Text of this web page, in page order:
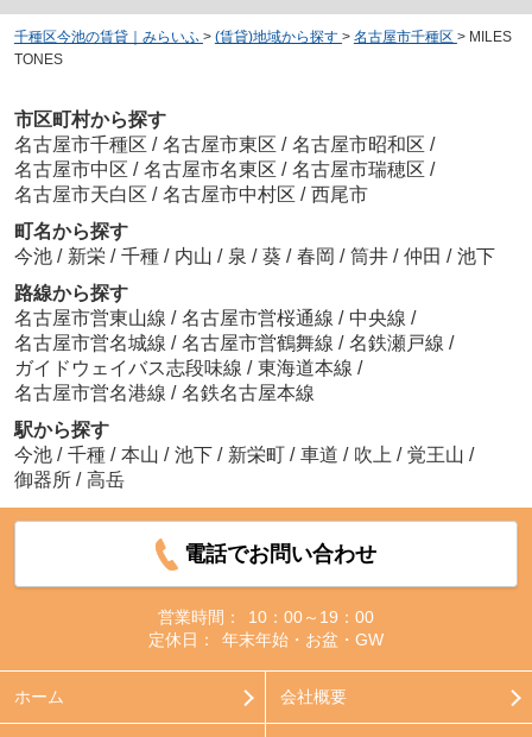
千種区今池の賃貸｜みらいふ > (賃貸)地域から探す > 名古屋市千種区 > MILES
TONES
市区町村から探す
名古屋市千種区 / 名古屋市東区 / 名古屋市昭和区 /
名古屋市中区 / 名古屋市名東区 / 名古屋市瑞穂区 /
名古屋市天白区 / 名古屋市中村区 / 西尾市
町名から探す
今池 / 新栄 / 千種 / 内山 / 泉 / 葵 / 春岡 / 筒井 / 仲田 / 池下
路線から探す
名古屋市営東山線 / 名古屋市営桜通線 / 中央線 /
名古屋市営名城線 / 名古屋市営鶴舞線 / 名鉄瀬戸線 /
ガイドウェイバス志段味線 / 東海道本線 /
名古屋市営名港線 / 名鉄名古屋本線
駅から探す
今池 / 千種 / 本山 / 池下 / 新栄町 / 車道 / 吹上 / 覚王山 /
御器所 / 高岳
電話でお問い合わせ
営業時間：
10：00～19：00
定休日：
年末年始・お盆・GW
ホーム 会社概要